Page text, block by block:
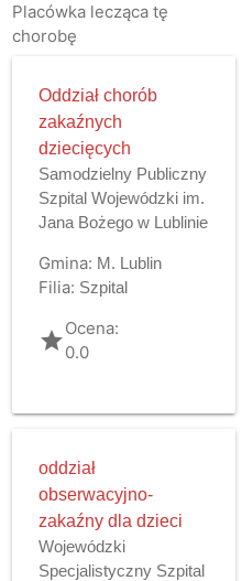
Placówka lecząca tę
chorobę
Oddział chorób
zakaźnych
dziecięcych
Samodzielny Publiczny
Szpital Wojewódzki im.
Jana Bożego w Lublinie
Gmina: M. Lublin
Filia: Szpital
gradeOcena:
0.0
oddział
obserwacyjno-
zakaźny dla dzieci
Wojewódzki
Specjalistyczny Szpital